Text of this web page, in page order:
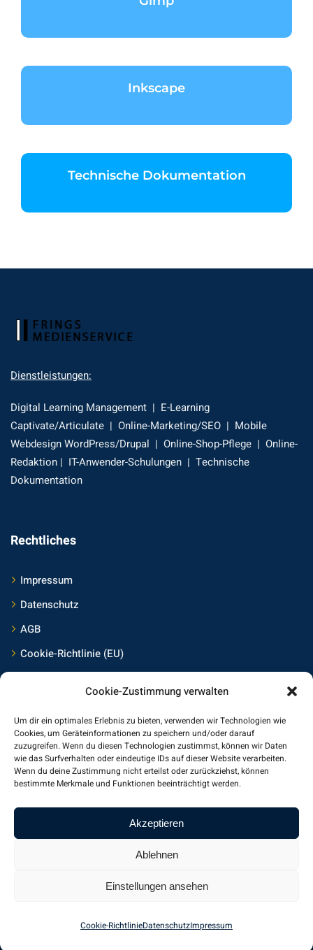
Cookie-Zustimmung verwalten
Um dir ein optimales Erlebnis zu bieten, verwenden wir Technologien wie
Cookies, um Geräteinformationen zu speichern und/oder darauf
zuzugreifen. Wenn du diesen Technologien zustimmst, können wir Daten
wie das Surfverhalten oder eindeutige IDs auf dieser Website verarbeiten.
Wenn du deine Zustimmung nicht erteilst oder zurückziehst, können
bestimmte Merkmale und Funktionen beeinträchtigt werden.
Akzeptieren
Ablehnen
Einstellungen ansehen
Cookie-RichtlinieDatenschutzImpressum
Inkscape
Technische Dokumentation
Dienstleistungen:
Digital Learning Management | E-Learning
Captivate/Articulate | Online-Marketing/SEO | Mobile
Webdesign WordPress/Drupal | Online-Shop-Pflege | Online-
Redaktion | IT-Anwender-Schulungen | Technische
Dokumentation
Rechtliches
Impressum
Datenschutz
AGB
Cookie-Richtlinie (EU)
Frings Medienservice Mainz
Am Jungstück 27
55130 Mainz
kontakt@frings-medienservice.de
Frings Medienservice. Alle Rechte vorbehalten.